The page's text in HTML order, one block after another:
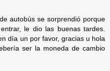
autobús se sorprendió porque
le dio las buenas tardes.
día un por favor, gracias u hola
ser la moneda de cambio